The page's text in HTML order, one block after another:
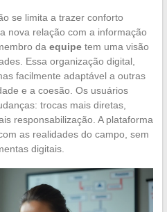
se limita a trazer conforto
nova relação com a informação
da equipetem uma visão
Essa organização digital,
facilmente adaptável a outras
e a coesão. Os usuários
trocas mais diretas,
responsabilização. A plataforma
as realidades do campo, sem
digitais.